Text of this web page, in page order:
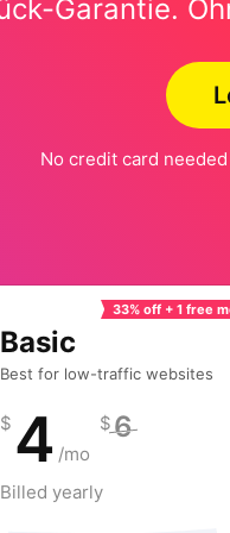
Garantie.
No credit card
Basic
Best for low-traffic websites
33% off + 1 free
$ 4 /mo
$6
Billed yearly